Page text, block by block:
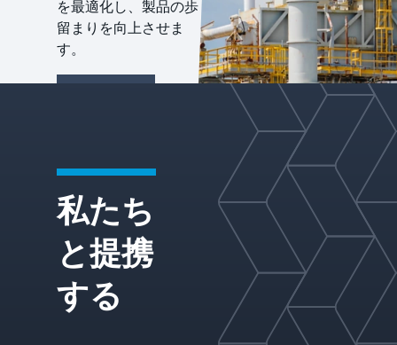
を最適化し、製品の歩
留まりを向上させま
す。
私たち
と提携
する